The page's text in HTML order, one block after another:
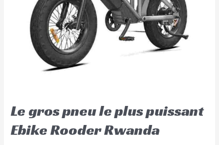
Le gros pneu le plus puissant
Ebike Rooder Rwanda